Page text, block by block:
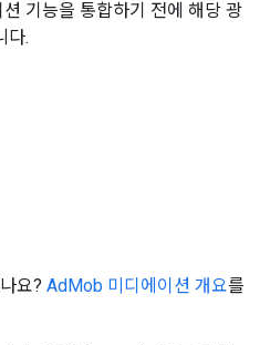
기능을 통합하기 전에 해당 광
다.
요? AdMob 미디에이션 개요를